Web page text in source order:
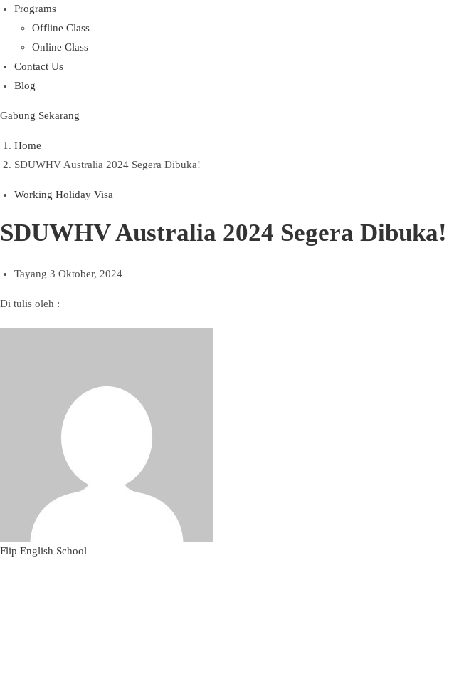
Programs
Offline Class
Online Class
Contact Us
Blog
Gabung Sekarang
Home
SDUWHV Australia 2024 Segera Dibuka!
Working Holiday Visa
SDUWHV Australia 2024 Segera Dibuka!
Tayang 3 Oktober, 2024
Di tulis oleh :
Flip English School